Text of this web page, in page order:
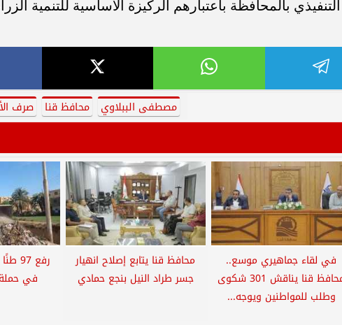
بالمحافظة باعتبارهم الركيزة الأساسية للتنمية
مصطفى الببلاوي محافظ قنا صرف
في لقاء جماهيري موسع..
محافظ قنا يناقش 301 شكوى
وطلب للمواطنين ويوجه...
محافظ قنا يتابع إصلاح انهيار
جسر طراد النيل بنجع حمادي
رفع
في